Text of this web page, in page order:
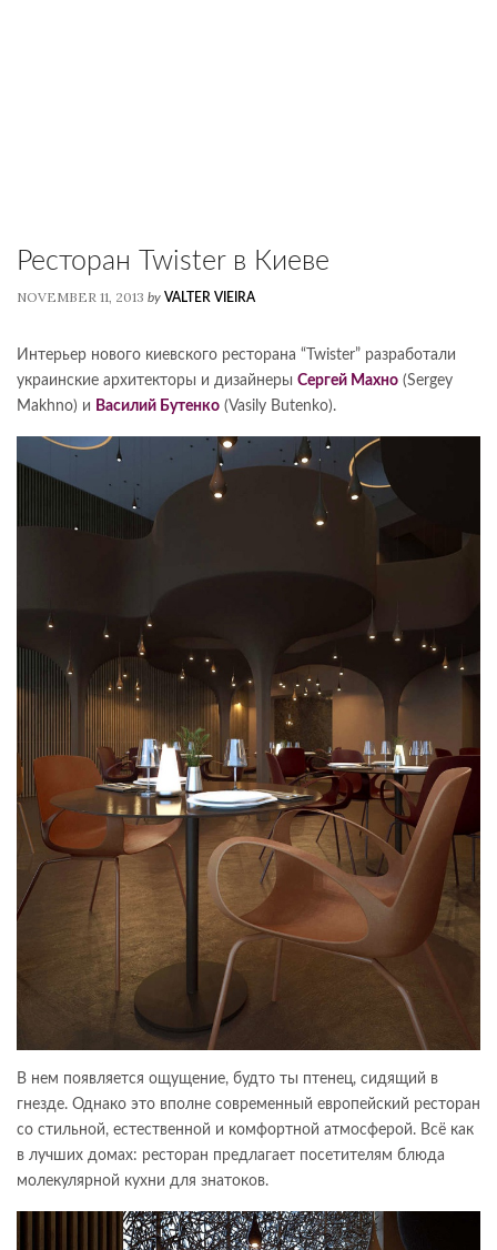
Ресторан Twister в Киеве
NOVEMBER 11, 2013 by VALTER VIEIRA
Интерьер нового киевского ресторана “Twister” разработали
украинские архитекторы и дизайнеры Сергей Махно (Sergey
Makhno) и Василий Бутенко (Vasily Butenko).
В нем появляется ощущение, будто ты птенец, сидящий в
гнезде. Однако это вполне современный европейский ресторан
со стильной, естественной и комфортной атмосферой. Всё как
в лучших домах: ресторан предлагает посетителям блюда
молекулярной кухни для знатоков.